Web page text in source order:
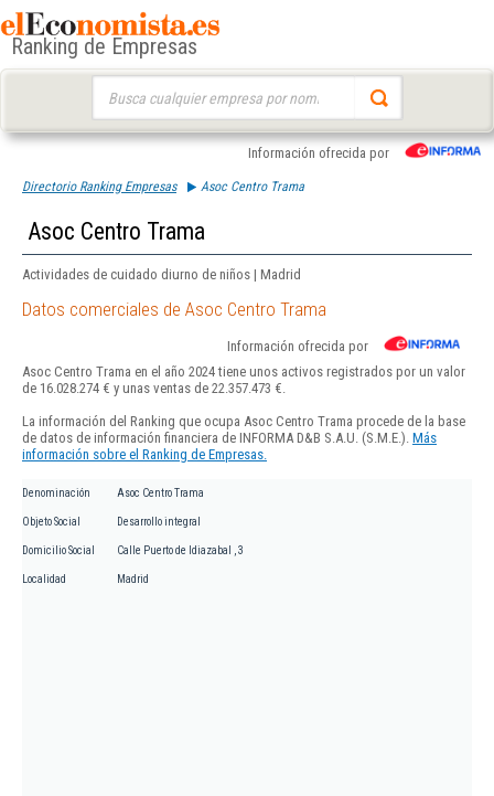
Ranking de Empresas
Información ofrecida por
Directorio Ranking Empresas Asoc Centro Trama
Asoc Centro Trama
Actividades de cuidado diurno de niños | Madrid
Datos comerciales de Asoc Centro Trama
Información ofrecida por
Asoc Centro Trama en el año 2024 tiene unos activos registrados por un valor
de 16.028.274 € y unas ventas de 22.357.473 €.
La información del Ranking que ocupa Asoc Centro Trama procede de la base
de datos de información financiera de INFORMA D&B S.A.U. (S.M.E.). Más
información sobre el Ranking de Empresas.
Denominación Asoc Centro Trama
Objeto Social Desarrollo integral
Domicilio Social Calle Puerto de Idiazabal , 3
Localidad Madrid